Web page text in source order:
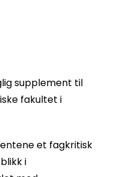
supplement til
fakultet i
et fagkritisk
i